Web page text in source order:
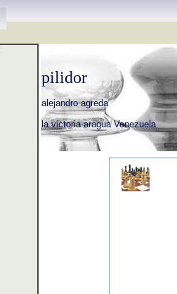
pilidor
alejandro agreda
la victoria aragua Venezuela